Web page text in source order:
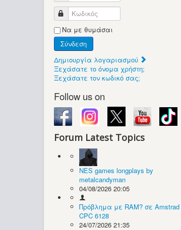
Κωδικός
Να με θυμάσαι
Σύνδεση
Δημιουργία λογαριασμού
Ξεχάσατε το όνομα χρήστη;
Ξεχάσατε τον κωδικό σας;
Follow us on
Forum Latest Topics
NES games longplays by
metalcandyman
04/08/2026 20:05
Πρόβλημα με RAM? σε Amstrad
CPC 6128
24/07/2026 21:35